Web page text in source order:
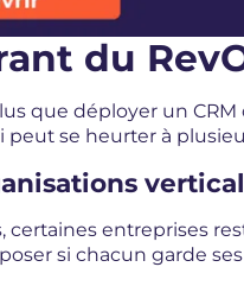
du
que déployer un
se heurter à
certaines entreprises
si chacun garde